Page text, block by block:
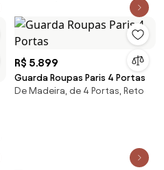
R$ 5.899
Guarda Roupas Paris 4 Portas
De Madeira, de 4 Portas, Reto